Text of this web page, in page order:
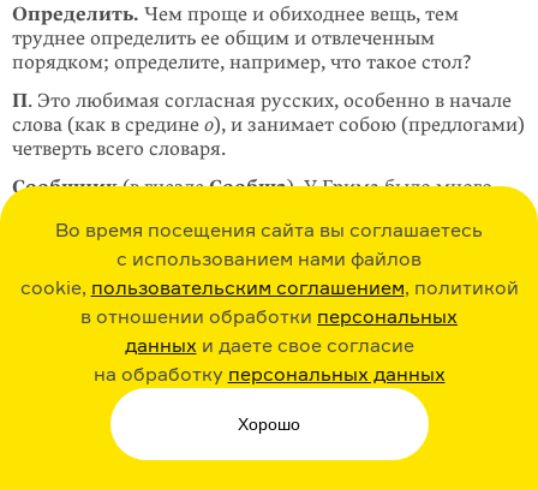
Во время посещения сайта вы соглашаетесь
с использованием нами файлов
cookie, пользовательским соглашением, политикой
в отношении обработки персональных
данных и даете свое согласие
на обработку персональных данных
Хорошо
Определить. Чем проще и обиходнее вещь, тем
труднее определить ее общим и отвлеченным
порядком; определите, например, что такое стол?
П. Это любимая согласная русских, особенно в начале
слова (как в средине о), и занимает собою (предлогами)
четверть всего словаря.
Сообщник(в гнездеСообща). У Грима было много
. Править набор для печати, держать
корректуру. Больше листа в день этого словаря
не справишь, глаз не станет.
подвигу Даля можно рассматривать пример
из составленного Г. О. Винокуром и С. И. Ожеговым
четвертого тома словаря под редакцией Ушакова:
Сотрудник. Даль составил свой словарь один, без